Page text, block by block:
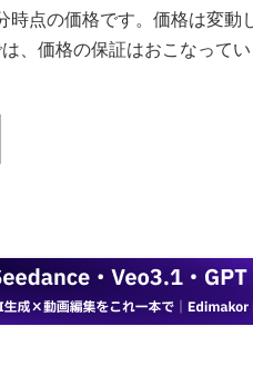
時点の価格です。価格は変
、価格の保証はおこなってい